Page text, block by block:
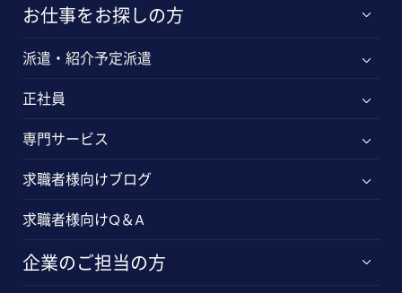
お仕事をお探しの方
派遣・紹介予定派遣
正社員
専門サービス
求職者様向けブログ
求職者様向けQ＆A
企業のご担当の方